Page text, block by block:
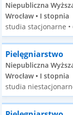
Niepubliczna
Wrocław • I stopnia
studia stacjonarne
Pielęgniarstwo
Niepubliczna
Wrocław • I stopnia
studia